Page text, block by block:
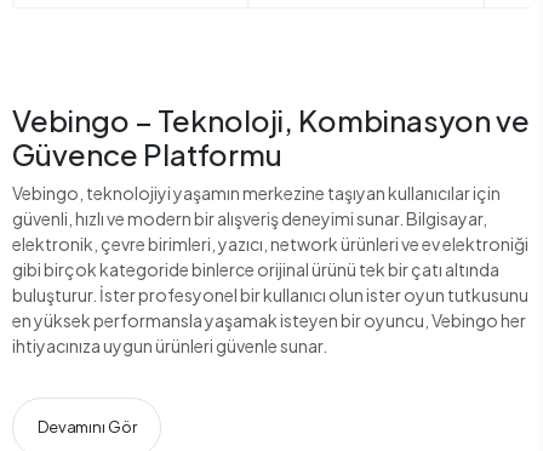
Vebingo – Teknoloji, Kombinasyon ve
Güvence Platformu
Vebingo, teknolojiyi yaşamın merkezine taşıyan kullanıcılar için
güvenli, hızlı ve modern bir alışveriş deneyimi sunar. Bilgisayar,
elektronik, çevre birimleri, yazıcı, network ürünleri ve ev elektroniği
gibi birçok kategoride binlerce orijinal ürünü tek bir çatı altında
buluşturur. İster profesyonel bir kullanıcı olun ister oyun tutkusunu
en yüksek performansla yaşamak isteyen bir oyuncu, Vebingo her
ihtiyacınıza uygun ürünleri güvenle sunar.
Devamını Gör